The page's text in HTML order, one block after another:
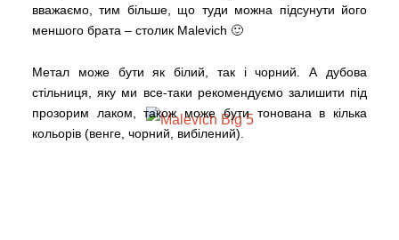
вважаємо, тим більше, що туди можна підсунути його
меншого брата – столик Malevich 🙂
Метал може бути як білий, так і чорний. А дубова
стільниця, яку ми все-таки рекомендуємо залишити під
прозорим лаком, також може бути тонована в кілька
кольорів (венге, чорний, вибілений).